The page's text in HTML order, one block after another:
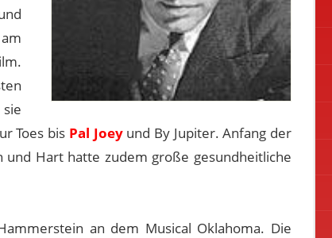
Toes bis Pal Joeyund By Jupiter. Anfang der
Hart hatte zudem große gesundheitliche
an dem Musical Oklahoma. Die